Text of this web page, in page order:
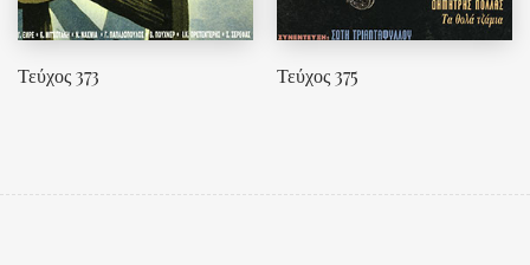
Τεύχος 373 Τεύχος 375